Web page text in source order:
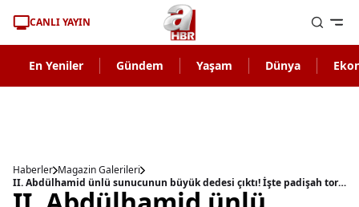
CANLI YAYIN
En Yeniler Gündem Yaşam Dünya
Haberler Magazin Galerileri
II. Abdülhamid ünlü sunucunun büyük dedesi çıktı! İşte padişah torunu çıkan sunucu